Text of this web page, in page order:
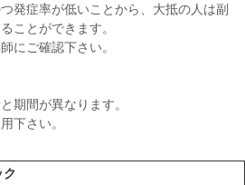
発症率が低いことから、大抵の人は副
ことができます。
にご確認下さい。
期間が異なります。
下さい。